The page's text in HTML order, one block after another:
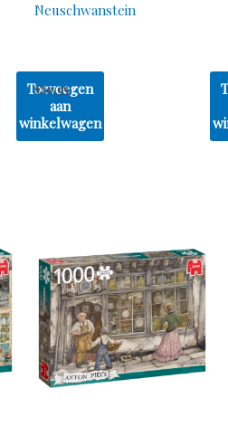
Toevoegen
aan
winkelwagen
Neuschwanstein
€10,95